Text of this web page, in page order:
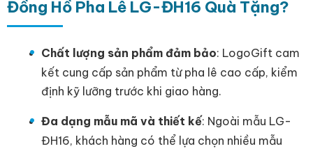
Đồng Hồ Pha Lê LG-ĐH16 Quà Tặng?
Chất lượng sản phẩm đảm bảo: LogoGift cam
kết cung cấp sản phẩm từ pha lê cao cấp, kiểm
định kỹ lưỡng trước khi giao hàng.
Đa dạng mẫu mã và thiết kế: Ngoài mẫu LG-
ĐH16, khách hàng có thể lựa chọn nhiều mẫu